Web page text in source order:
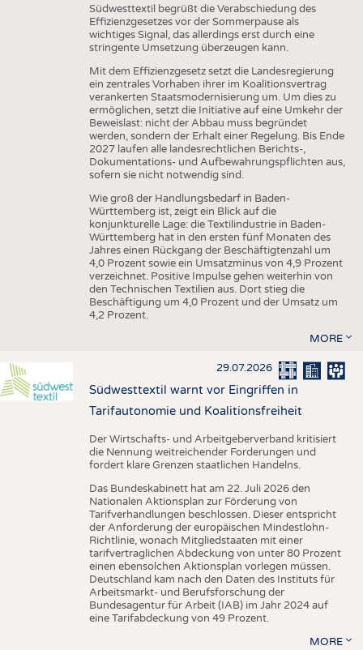
Südwesttextil begrüßt die Verabschiedung des
Effizienzgesetzes vor der Sommerpause als
wichtiges Signal, das allerdings erst durch eine
stringente Umsetzung überzeugen kann.
Mit dem Effizienzgesetz setzt die Landesregierung
ein zentrales Vorhaben ihrer im Koalitionsvertrag
verankerten Staatsmodernisierung um. Um dies zu
ermöglichen, setzt die Initiative auf eine Umkehr der
Beweislast: nicht der Abbau muss begründet
werden, sondern der Erhalt einer Regelung. Bis Ende
2027 laufen alle landesrechtlichen Berichts-,
Dokumentations- und Aufbewahrungspflichten aus,
sofern sie nicht notwendig sind.
Wie groß der Handlungsbedarf in Baden-
Württemberg ist, zeigt ein Blick auf die
konjunkturelle Lage: die Textilindustrie in Baden-
Württemberg hat in den ersten fünf Monaten des
Jahres einen Rückgang der Beschäftigtenzahl um
4,0 Prozent sowie ein Umsatzminus von 4,9 Prozent
verzeichnet. Positive Impulse gehen weiterhin von
den Technischen Textilien aus. Dort stieg die
Beschäftigung um 4,0 Prozent und der Umsatz um
4,2 Prozent.
MORE
29.07.2026
Südwesttextil warnt vor Eingriffen in
Tarifautonomie und Koalitionsfreiheit
Der Wirtschafts- und Arbeitgeberverband kritisiert
die Nennung weitreichender Forderungen und
fordert klare Grenzen staatlichen Handelns.
Das Bundeskabinett hat am 22. Juli 2026 den
Nationalen Aktionsplan zur Förderung von
Tarifverhandlungen beschlossen. Dieser entspricht
der Anforderung der europäischen Mindestlohn-
Richtlinie, wonach Mitgliedstaaten mit einer
tarifvertraglichen Abdeckung von unter 80 Prozent
einen ebensolchen Aktionsplan vorlegen müssen.
Deutschland kam nach den Daten des Instituts für
Arbeitsmarkt- und Berufsforschung der
Bundesagentur für Arbeit (IAB) im Jahr 2024 auf
eine Tarifabdeckung von 49 Prozent.
MORE